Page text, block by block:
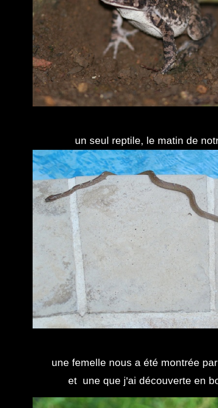
un seul reptile, le matin de
une femelle nous a été montrée
et une que j'ai découverte en